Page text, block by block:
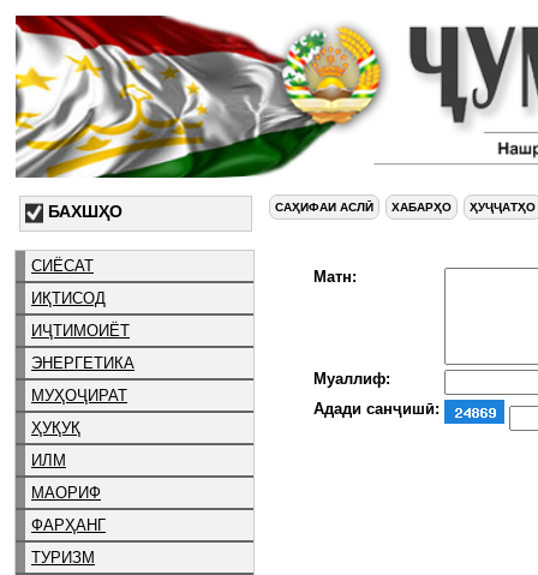
БАХШҲО
СИЁСАТ
ИҚТИСОД
ИҶТИМОИЁТ
ЭНЕРГЕТИКА
МУҲОҶИРАТ
ҲУҚУҚ
ИЛМ
МАОРИФ
ФАРҲАНГ
ТУРИЗМ
САҲИФАИ АСЛӢ ХАБАРҲО ҲУҶҶАТҲО
Матн:
Муаллиф:
Адади санҷишӣ: